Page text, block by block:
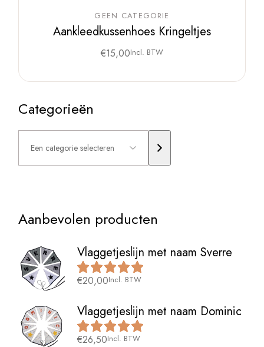
GEEN CATEGORIE
Aankleedkussenhoes Kringeltjes
€15,00Incl. BTW
Categorieën
Een
categorie
selecteren
Aanbevolen producten
Vlaggetjeslijn met naam Sverre
€20,00Incl. BTW
Vlaggetjeslijn met naam Dominic
€26,50Incl. BTW